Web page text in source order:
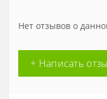
Нет отзывов о
+ Написать